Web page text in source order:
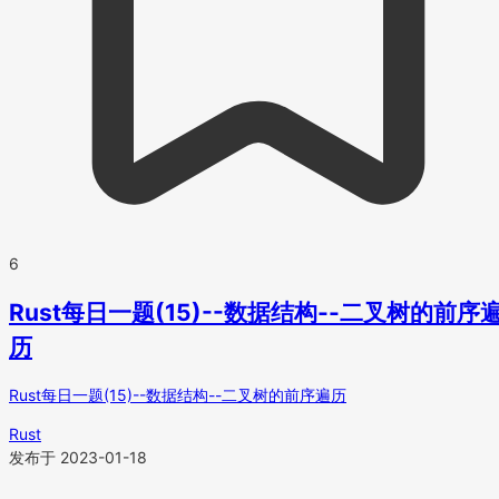
6
Rust每日一题(15)--数据结构--二叉树的前序
历
Rust每日一题(15)--数据结构--二叉树的前序遍历
Rust
发布于 2023-01-18